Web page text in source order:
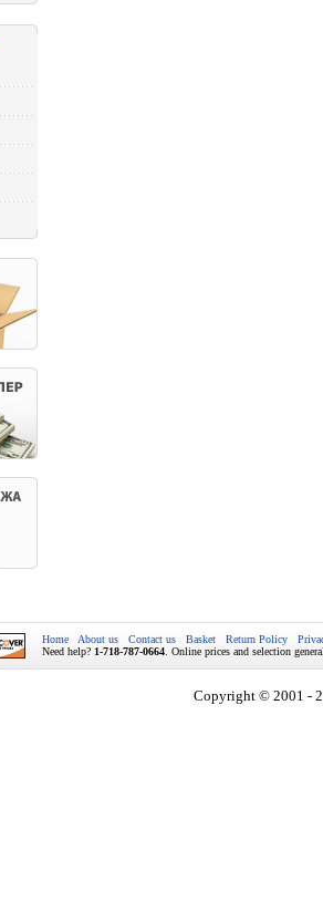
Home About us Contact us Basket Return Policy
Need help? 1-718-787-0664 . Online prices and selection
Copyright © 2001 -